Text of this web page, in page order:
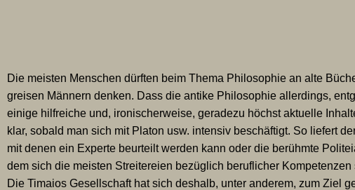
Die meisten Menschen dürften beim Thema Philosophie an alte
greisen Männern denken. Dass die antike Philosophie allerdings,
einige hilfreiche und, ironischerweise, geradezu höchst aktuelle
klar, sobald man sich mit Platon usw. intensiv beschäftigt. So liefert
mit denen ein Experte beurteilt werden kann oder die berühmte
dem sich die meisten Streitereien bezüglich beruflicher
Die Timaios Gesellschaft hat sich deshalb, unter anderem, zum Ziel